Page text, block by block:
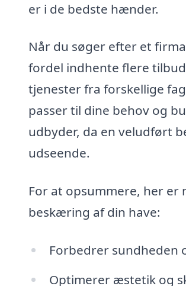
er i de bedste hænder.
Når du søger efter et
fordel indhente flere
tjenester fra forskellige
passer til dine behov og
udbyder, da en veludført
udseende.
For at opsummere, her
beskæring af din have:
Forbedrer sundheden
Optimerer æstetik og